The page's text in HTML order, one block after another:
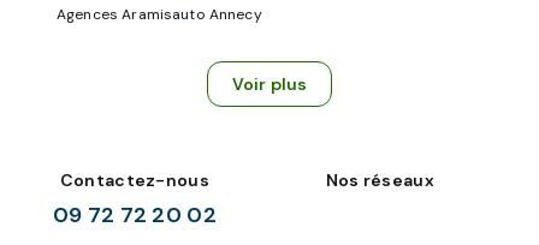
Agences Aramisauto Annecy
Voir plus
Contactez-nous
09 72 72 20 02
Nos réseaux